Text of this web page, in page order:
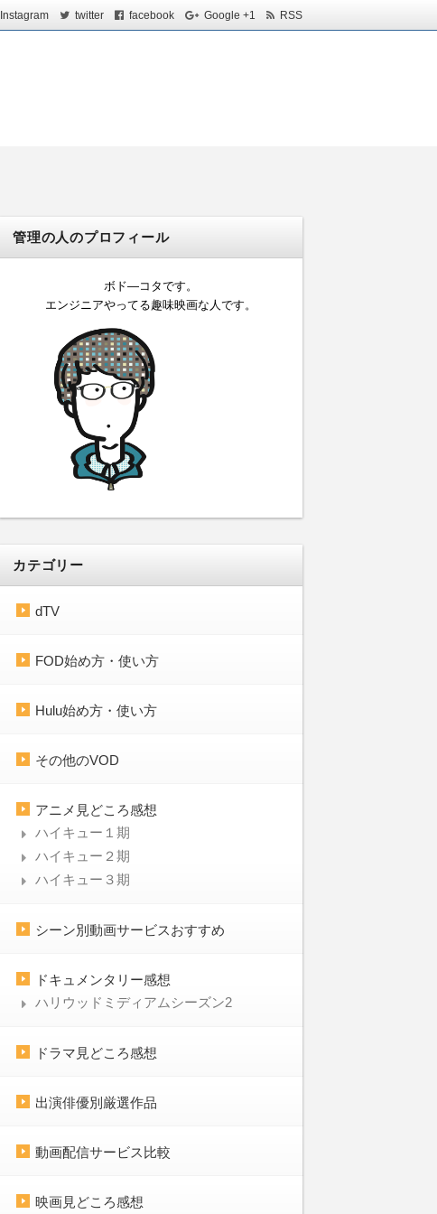
Instagram twitter facebook Google +1 RSS
管理の人のプロフィール
ボド―コタです。
エンジニアやってる趣味映画な人です。
カテゴリー
dTV
FOD始め方・使い方
Hulu始め方・使い方
その他のVOD
アニメ見どころ感想
ハイキュー１期
ハイキュー２期
ハイキュー３期
シーン別動画サービスおすすめ
ドキュメンタリー感想
ハリウッドミディアムシーズン2
ドラマ見どころ感想
出演俳優別厳選作品
動画配信サービス比較
映画見どころ感想